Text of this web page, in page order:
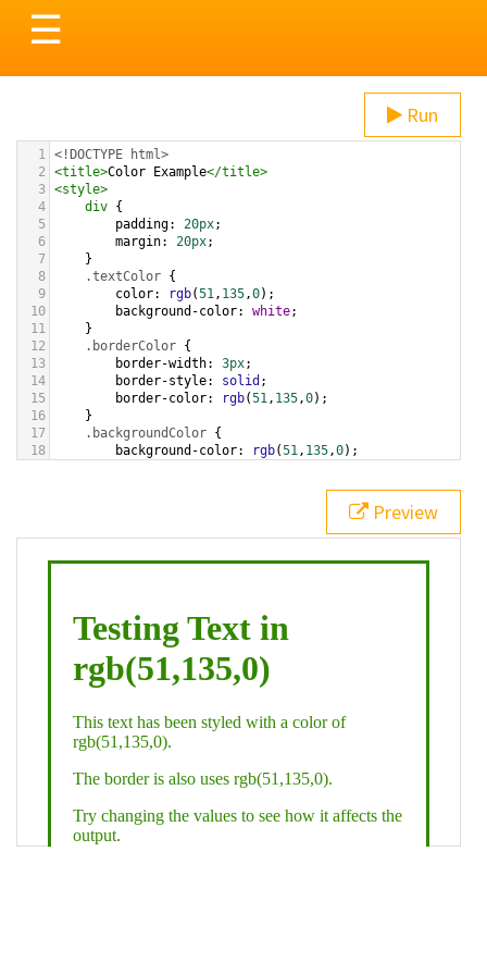
Toggle
navigation
☰
Run
1 <!DOCTYPE html>
2
<title>Color Example</title>
3 <style>
4
div {
5
padding: 20px;
6
margin: 20px;
7
}
8
.textColor {
9
color: rgb(51, 135,0);
10
background-color: white;
11
}
12
.borderColor {
13
border-width: 3px;
14
border-style: solid ;
15
border-color: rgb(51, 135,0);
16
}
17
.backgroundColor {
18
background-color: rgb(51, 135,0);
bottom ,
white, rgb(51,135,0));
div class="textColor borderColor"
< h1>Testing Text in rgb(51,135,0)
Preview